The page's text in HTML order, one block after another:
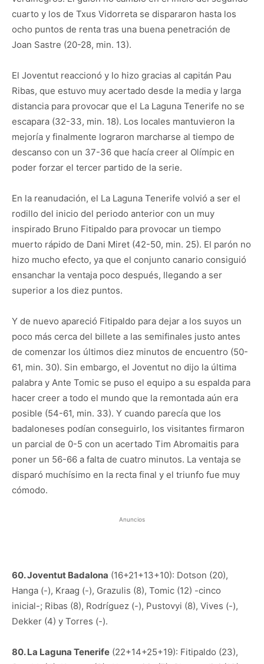
cuarto y los de Txus Vidorreta se dispararon hasta los
ocho puntos de renta tras una buena penetración de
Joan Sastre (20-28, min. 13).
El Joventut reaccionó y lo hizo gracias al capitán Pau
Ribas, que estuvo muy acertado desde la media y larga
distancia para provocar que el La Laguna Tenerife no se
escapara (32-33, min. 18). Los locales mantuvieron la
mejoría y finalmente lograron marcharse al tiempo de
descanso con un 37-36 que hacía creer al Olímpic en
poder forzar el tercer partido de la serie.
En la reanudación, el La Laguna Tenerife volvió a ser el
rodillo del inicio del periodo anterior con un muy
inspirado Bruno Fitipaldo para provocar un tiempo
muerto rápido de Dani Miret (42-50, min. 25). El parón no
hizo mucho efecto, ya que el conjunto canario consiguió
ensanchar la ventaja poco después, llegando a ser
superior a los diez puntos.
Y de nuevo apareció Fitipaldo para dejar a los suyos un
poco más cerca del billete a las semifinales justo antes
de comenzar los últimos diez minutos de encuentro (50-
61, min. 30). Sin embargo, el Joventut no dijo la última
palabra y Ante Tomic se puso el equipo a su espalda para
hacer creer a todo el mundo que la remontada aún era
posible (54-61, min. 33). Y cuando parecía que los
badaloneses podían conseguirlo, los visitantes firmaron
un parcial de 0-5 con un acertado Tim Abromaitis para
poner un 56-66 a falta de cuatro minutos. La ventaja se
disparó muchísimo en la recta final y el triunfo fue muy
cómodo.
Anuncios
60. Joventut Badalona (16+21+13+10): Dotson (20),
Hanga (-), Kraag (-), Grazulis (8), Tomic (12) -cinco
inicial-; Ribas (8), Rodríguez (-), Pustovyi (8), Vives (-),
Dekker (4) y Torres (-).
80. La Laguna Tenerife (22+14+25+19): Fitipaldo (23),